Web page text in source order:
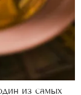
из самых